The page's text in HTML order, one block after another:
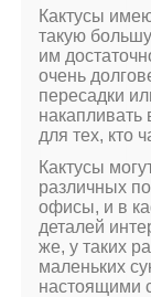
Кактусы
такую
им
очень
пересадки
накапливать
для тех, кто
Кактусы
различных
офисы, и в
деталей
же, у таких
маленьких
настоящими